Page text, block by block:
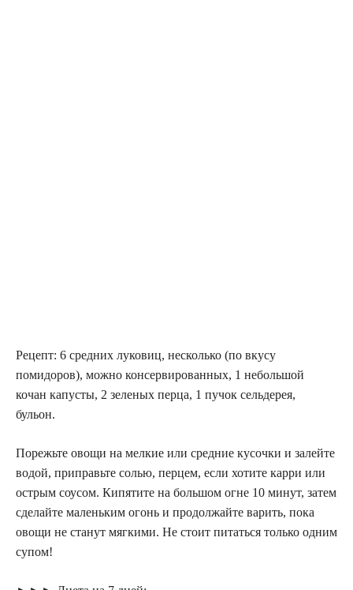
Рецепт: 6 средних луковиц, несколько (по вкусу
помидоров), можно консервированных, 1 небольшой
кочан капусты, 2 зеленых перца, 1 пучок сельдерея,
бульон.
Порежьте овощи на мелкие или средние кусочки и залейте
водой, приправьте солью, перцем, если хотите карри или
острым соусом. Кипятите на большом огне 10 минут, затем
сделайте маленьким огонь и продолжайте варить, пока
овощи не станут мягкими. Не стоит питаться только одним
супом!